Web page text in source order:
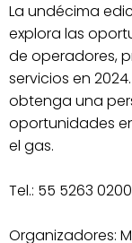
La undécima
explora las
de operadores,
servicios en
obtenga una
oportunidades
el gas.
Tel.: 55 5263 0200
Organizadores: